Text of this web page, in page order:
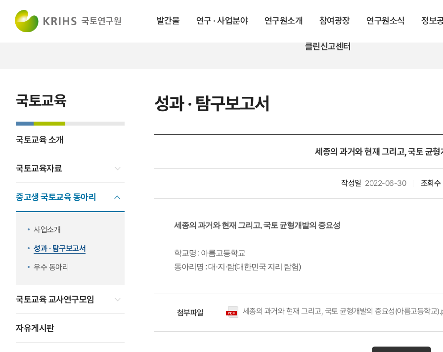
발간물 연구 · 사업분야 연구원소개 참여광장 연구원소식 정보
클린신고센터
성과 · 탐구보고서
국토교육
국토교육 소개
국토교육자료
중고생 국토교육 동아리
사업소개
성과 · 탐구보고서
우수 동아리
국토교육 교사연구모임
자유게시판
세종의 과거와 현재 그리고, 국토 균
작성일 2022-06-30 조회수
세종의 과거와 현재 그리고, 국토 균형개발의 중요성
학교명 : 아름고등학교
동아리명 : 대·지·탐(대한민국 지리 탐험)
첨부파일 세종의 과거와 현재 그리고, 국토 균형개발의 중요성(아름고등학교